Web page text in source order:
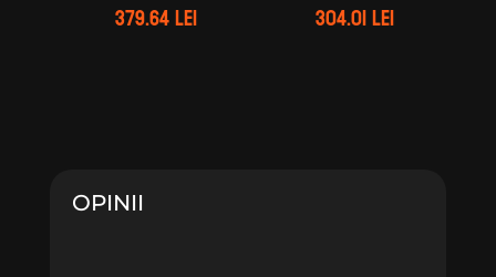
379.64lei 304.01lei
OPINII